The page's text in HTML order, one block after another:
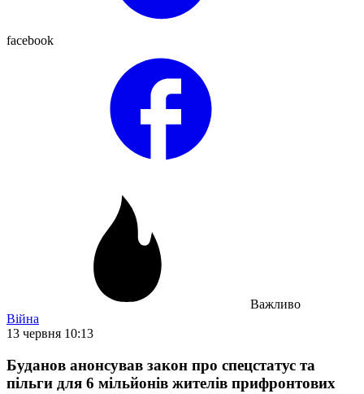
facebook
Важливо
Війна
13 червня 10:13
Буданов анонсував закон про спецстатус та
пільги для 6 мільйонів жителів прифронтових